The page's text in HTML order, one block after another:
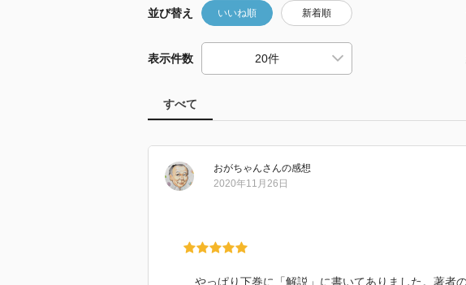
並び替え いいね順 新着順
表示件数
すべて
おがちゃんさんの感想
2020年11月26日
やっぱり下巻に「解説」に書いてありました。著者